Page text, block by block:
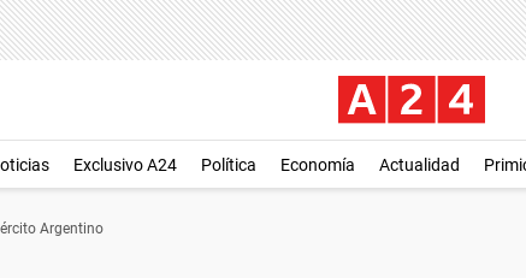
Exclusivo A24 Política Economía Actualidad
Argentino